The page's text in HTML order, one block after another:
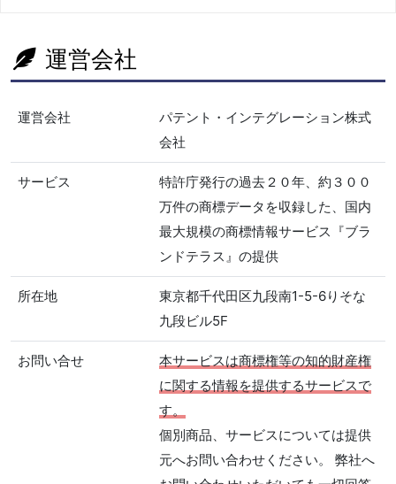
運営会社
運営会社
パテント・インテグレーション株式
会社
サービス
特許庁発行の過去２０年、約３００
万件の商標データを収録した、国内
最大規模の商標情報サービス『ブラ
ンドテラス』の提供
所在地
東京都千代田区九段南1-5-6りそな
九段ビル5F
お問い合せ
本サービスは商標権等の知的財産権
に関する情報を提供するサービスで
す。
個別商品、サービスについては提供
元へお問い合わせください。 弊社へ